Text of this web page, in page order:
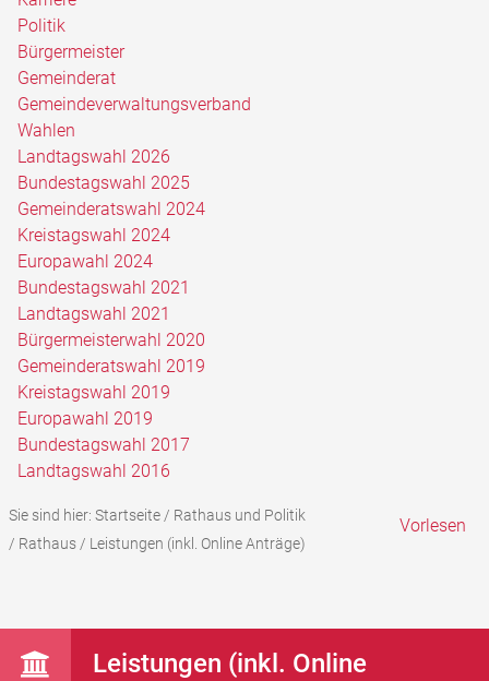
Politik
Bürgermeister
Gemeinderat
Gemeindeverwaltungsverband
Wahlen
Landtagswahl 2026
Bundestagswahl 2025
Gemeinderatswahl 2024
Kreistagswahl 2024
Europawahl 2024
Bundestagswahl 2021
Landtagswahl 2021
Bürgermeisterwahl 2020
Gemeinderatswahl 2019
Kreistagswahl 2019
Europawahl 2019
Bundestagswahl 2017
Landtagswahl 2016
Sie sind hier: Startseite/ Rathaus und Politik
/ Rathaus/ Leistungen (inkl. Online Anträge)
Vorlesen
Leistungen (inkl. Online